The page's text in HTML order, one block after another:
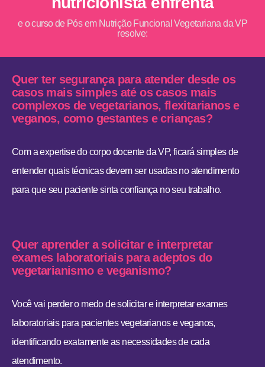
e o curso de Pós em Nutrição Funcional Vegetariana da VP
resolve:
Quer ter segurança para atender desde os
casos mais simples até os casos mais
complexos de vegetarianos, flexitarianos e
veganos, como gestantes e crianças?
Com a expertise do corpo docente da VP, ficará simples de
entender quais técnicas devem ser usadas no atendimento
para que seu paciente sinta confiança no seu trabalho.
Quer aprender a solicitar e interpretar
exames laboratoriais para adeptos do
vegetarianismo e veganismo?
Você vai perder o medo de solicitar e interpretar exames
laboratoriais para pacientes vegetarianos e veganos,
identificando exatamente as necessidades de cada
atendimento.